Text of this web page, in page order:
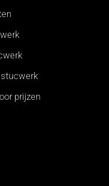
prijzen